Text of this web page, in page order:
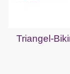
Triangel-